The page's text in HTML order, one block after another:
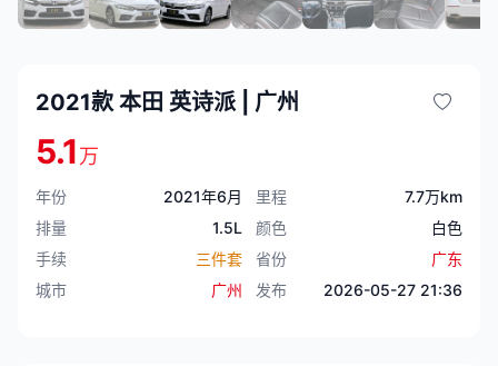
2021款 本田 英诗派 | 广州
5.1万
年份 2021年6月 里程
7.7万km
排量
1.5L 颜色
白色
手续
三件套 省份
广东
城市
广州 发布 2026-05-27 21:36